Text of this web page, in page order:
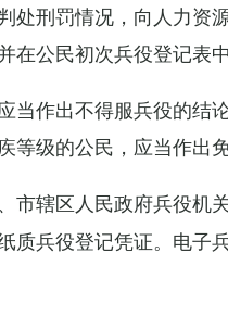
处刑罚情况，向人力资
公民初次兵役登记表中
当作出不得服兵役的结
级的公民，应当作出
市辖区人民政府兵役机
质兵役登记凭证。电子